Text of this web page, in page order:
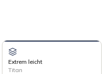
Extrem leicht
Titan